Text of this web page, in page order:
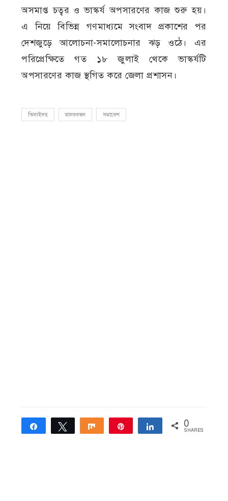
অসমাপ্ত চত্বর ও ভাস্কর্য অপসারণের কাজ শুরু হয়।
এ নিয়ে বিভিন্ন গণমাধ্যমে সংবাদ প্রকাশের পর
দেশজুড়ে আলোচনা-সমালোচনার ঝড় ওঠে। এর
পরিপ্রেক্ষিতে গত ১৮ জুলাই থেকে ভাস্কর্যটি
অপসারণের কাজ স্থগিত করে জেলা প্রশাসন।
ঝিনাইদহ মানববন্ধন সমাবেশ
Share Tweet Share Share 0
SHARES